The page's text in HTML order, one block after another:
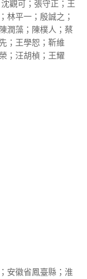
觀可；張守正；王
林平一；殷誠之；
潤藻；陳樸人；蔡
；王學恕；靳維
；汪胡楨；王耀
安徽省鳳臺縣；淮